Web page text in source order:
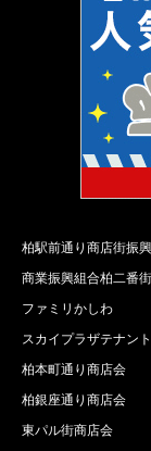
柏駅前通り商店街振
商業振興組合柏二番
ファミリかしわ
スカイプラザテナン
柏本町通り商店会
柏銀座通り商店会
東パル街商店会